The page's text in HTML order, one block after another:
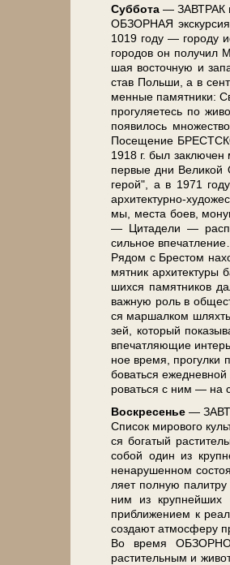
Суб­бо­та — ЗАВ­ТРАК
ОБЗОРНАЯ
1019 го­ду — го­ро­ду
го­ро­дов он по­лу­чил
шая во­сточ­ную и
став Поль­ши, а в
мен­ные па­мят­ни­ки:
про­гу­ля­е­тесь по
появилось
По­се­ще­ние
1918 г. был
пер­вые дни Ве­ли­кой
герой", а в 1971
архитектурно-
мы, ме­ста боев,
— Ци­та­де­ли —
сильное
Рядом с Брестом
мят­ник ар­хи­тек­ту­ры
ших­ся па­мят­ни­ков
важ­ную роль в
ся маршалком
зей, ко­то­рый
впе­чат­ля­ю­щие
ное вре­мя, про­гул­ки
бо­вать­ся
ро­вать­ся с ним — на
Вос­кре­се­нье —
Спи­сок ми­ро­во­го
ся бо­га­тый
со­бой один из
ненарушенном
ля­ет пол­ную
ним из круп­ней­ших
приближением к
со­зда­ют ат­мо­сфе­ру
Во вре­мя
растительным и